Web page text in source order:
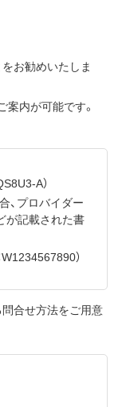
お勧めいたしま
内が可能です。
A）
、プロバイダー
が記載された書
）
合せ方法をご用意